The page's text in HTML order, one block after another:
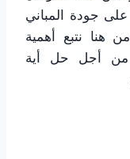
على جودة المباني
هنا نتبع أهمية
من أجل حل أية